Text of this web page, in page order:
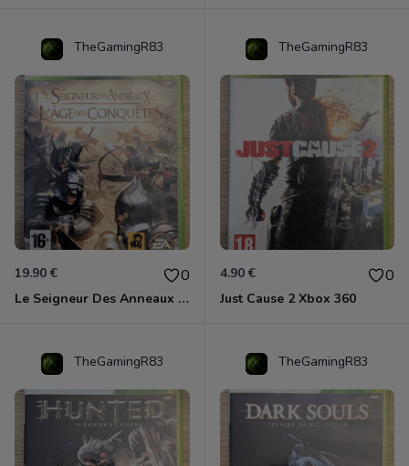
TheGamingR83
19.90 € 0
Le Seigneur Des Anneaux - L'âge Des Conquêtes Xbox 360
TheGamingR83
4.90 € 0
Just Cause 2 Xbox 360
TheGamingR83 TheGamingR83